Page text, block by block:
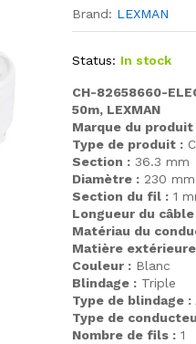
Brand: LEXMAN
Status: In stock
CH-82658660-
50m, LEXMAN
Marque du produit
Type de produit :
Section :36.3 mm
Diamètre :230 mm
Section du fil :1
Longueur du câble
Matériau du
Matière
Couleur :Blanc
Blindage :Triple
Type de blindage :
Type de
Nombre de fils :1